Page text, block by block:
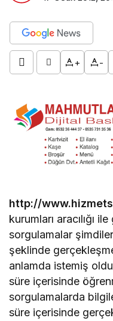
+ -
http://
kurumları aracılığı
sorgulamalar
şeklinde
anlamda istemiş
süre içerisinde
sorgulamalarda
süre içerisinde